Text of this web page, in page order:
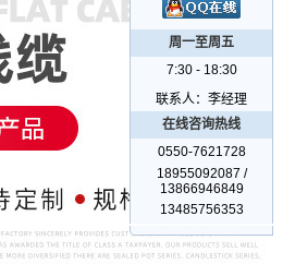
周一至周五
7:30 - 18:30
联系人：李经理
在线咨询热线
0550-7621728
18955092087 /
13866946849
13485756353